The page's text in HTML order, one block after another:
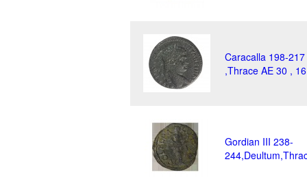
Caracalla 198-
,Thrace AE 30 ,
Gordian III 238-